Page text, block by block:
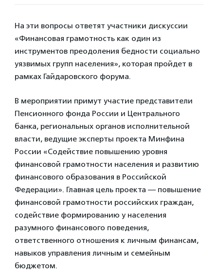
На эти вопросы ответят участники дискуссии
«Финансовая грамотность как один из
инструментов преодоления бедности социально
уязвимых групп населения», которая пройдет в
рамках Гайдаровского форума.
В мероприятии примут участие представители
Пенсионного фонда России и Центрального
банка, региональных органов исполнительной
власти, ведущие эксперты проекта Минфина
России «Содействие повышению уровня
финансовой грамотности населения и развитию
финансового образования в Российской
Федерации». Главная цель проекта — повышение
финансовой грамотности российских граждан,
содействие формированию у населения
разумного финансового поведения,
ответственного отношения к личным финансам,
навыков управления личным и семейным
бюджетом.